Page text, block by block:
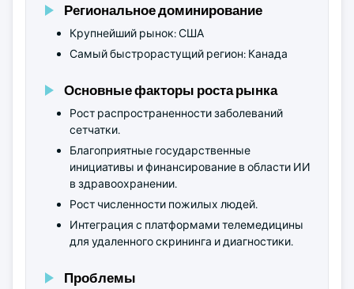
Региональное доминирование
Крупнейший рынок: США
Самый быстрорастущий регион: Канада
Основные факторы роста рынка
Рост распространенности заболеваний
сетчатки.
Благоприятные государственные
инициативы и финансирование в области ИИ
в здравоохранении.
Рост численности пожилых людей.
Интеграция с платформами телемедицины
для удаленного скрининга и диагностики.
Проблемы